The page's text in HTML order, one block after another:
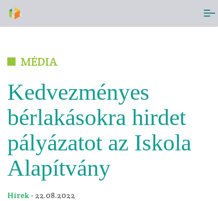
MÉDIA
Kedvezményes
bérlakásokra hirdet
pályázatot az Iskola
Alapítvány
Hírek- 22.08.2022